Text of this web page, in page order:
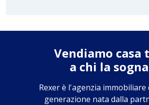
Vendiamo casa
a chi la sogna
Rexer è l'agenzia immobiliare
generazione nata dalla